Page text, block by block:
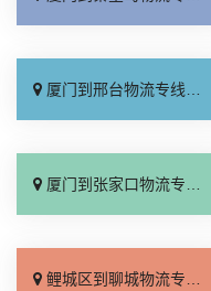
厦门到邢台物流专线_需要几天「要多少钱」
厦门到张家口物流专线_专线快运「运价查询」
鲤城区到聊城物流专线_收费标准「多少公里」